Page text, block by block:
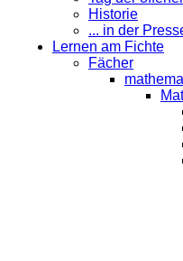
Historie
... in der
Lernen am Fichte
Fächer